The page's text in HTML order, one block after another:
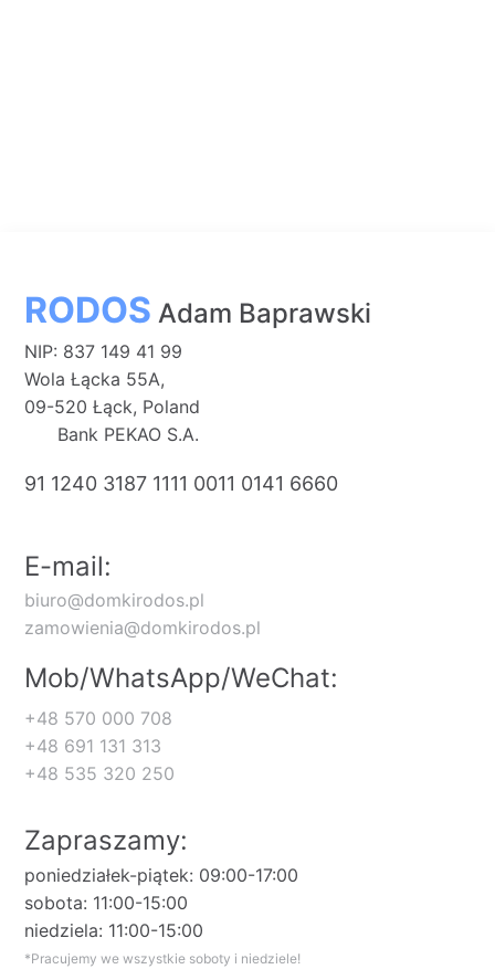
RODOS Adam Baprawski
NIP: 837 149 41 99
Wola Łącka 55A,
09-520 Łąck, Poland
Bank PEKAO S.A.
91 1240 3187 1111 0011 0141 6660
E-mail:
biuro@domkirodos.pl
zamowienia@domkirodos.pl
Mob/WhatsApp/WeChat:
+48 570 000 708
+48 691 131 313
+48 535 320 250
Zapraszamy:
poniedziałek-piątek: 09:00-17:00
sobota: 11:00-15:00
niedziela: 11:00-15:00
*Pracujemy we wszystkie soboty i niedziele!